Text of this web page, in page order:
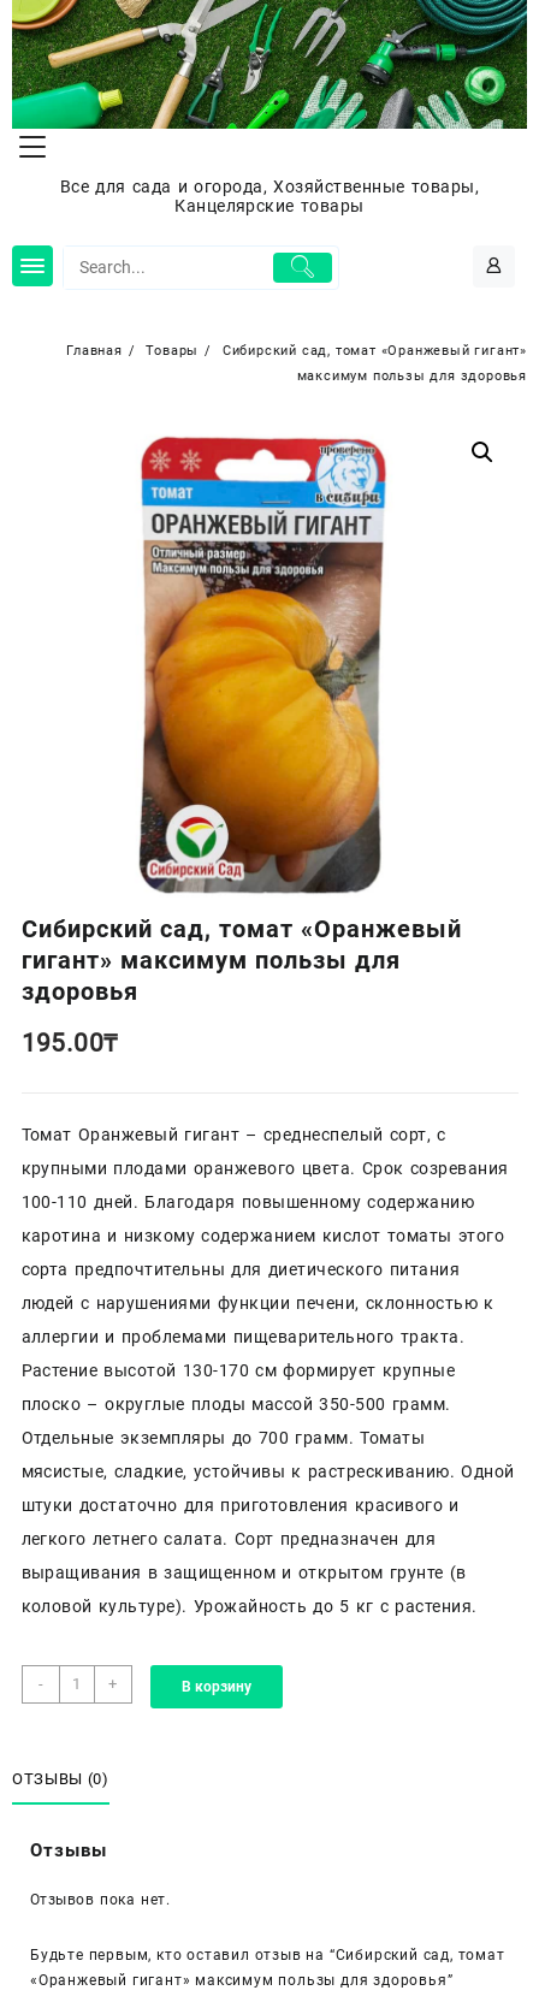
Перейти
содержимому
Все для сада и огорода, Хозяйственные товары,
Канцелярские товары
Главная Товары
Сибирский сад, томат «Оранжевый гигант»
максимум пользы для здоровья
Сибирский сад, томат «Оранжевый
гигант» максимум пользы для
здоровья
195.00₸
Томат Оранжевый гигант – среднеспелый сорт, с
крупными плодами оранжевого цвета. Срок созревания
100-110 дней. Благодаря повышенному содержанию
каротина и низкому содержанием кислот томаты этого
сорта предпочтительны для диетического питания
людей с нарушениями функции печени, склонностью к
аллергии и проблемами пищеварительного тракта.
Растение высотой 130-170 см формирует крупные
плоско – округлые плоды массой 350-500 грамм.
Отдельные экземпляры до 700 грамм. Томаты
мясистые, сладкие, устойчивы к растрескиванию. Одной
штуки достаточно для приготовления красивого и
легкого летнего салата. Сорт предназначен для
выращивания в защищенном и открытом грунте (в
коловой культуре). Урожайность до 5 кг с растения.
-
Количество
товара
томат
«Оранжевый
максимум
для
+ В корзину
ОТЗЫВЫ (0)
Отзывы
Отзывов пока нет.
Будьте первым, кто оставил отзыв на “Сибирский сад, томат
«Оранжевый гигант» максимум пользы для здоровья”